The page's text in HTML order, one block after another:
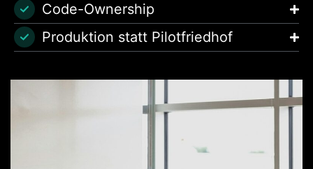
Code-Ownership
Produktion statt Pilotfriedhof